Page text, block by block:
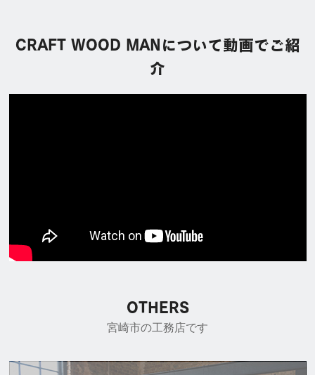
CRAFT WOOD MANについて動画でご紹
介
OTHERS
宮崎市の工務店です